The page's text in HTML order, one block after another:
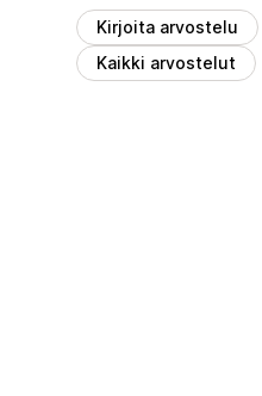
Kirjoita arvostelu
Kaikki arvostelut